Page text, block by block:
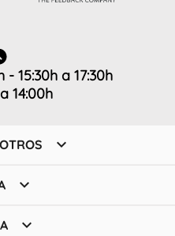
- 15:30h a 17:30h
14:00h


